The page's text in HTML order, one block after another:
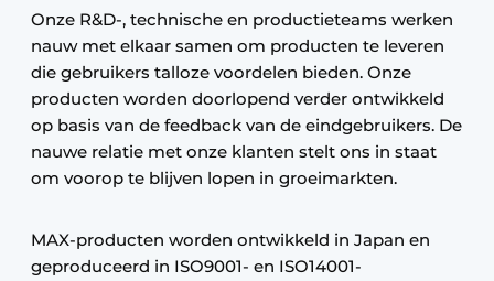
Onze R&D-, technische en productieteams werken
nauw met elkaar samen om producten te leveren
die gebruikers talloze voordelen bieden. Onze
producten worden doorlopend verder ontwikkeld
op basis van de feedback van de eindgebruikers. De
nauwe relatie met onze klanten stelt ons in staat
om voorop te blijven lopen in groeimarkten.
MAX-producten worden ontwikkeld in Japan en
geproduceerd in ISO9001- en ISO14001-